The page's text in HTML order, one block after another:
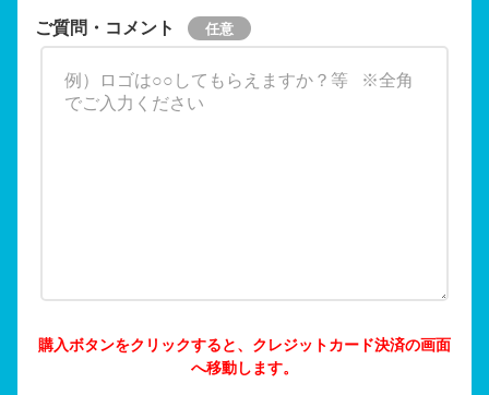
ご質問・コメント
購入ボタンをクリックすると、クレジットカード決済の画面
へ移動します。